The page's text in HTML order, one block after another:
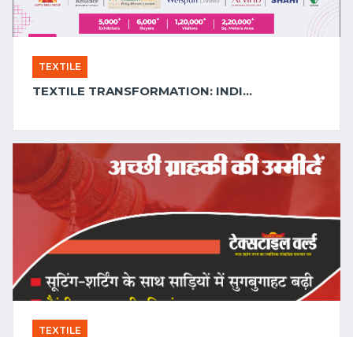
TEXTILE
TEXTILE TRANSFORMATION: INDIA'S STRATEGIC WEAVE INTO THE FUTURE
TEXTILE